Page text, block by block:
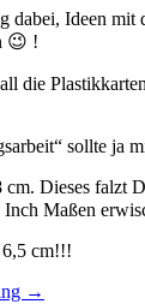
Ideen
😉 !
die
sollte ja
Dieses
Inch Maßen
cm!!!
„Die
→